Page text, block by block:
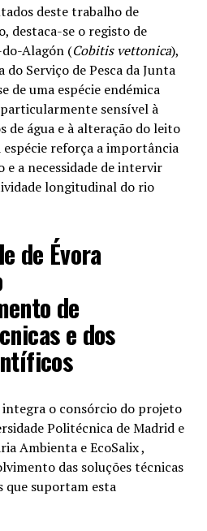
deste trabalho de
destaca-se o registo de
Alagón (Cobitis vettonica),
Serviço de Pesca da Junta
de uma espécie endémica
sensível à
de água e à alteração do leito
reforça a importância
e a necessidade de intervir
longitudinal do rio
de Évora
de
e dos
integra o consórcio do projeto
Politécnica de Madrid e
Ambienta e EcoSalix ,
das soluções técnicas
que suportam esta